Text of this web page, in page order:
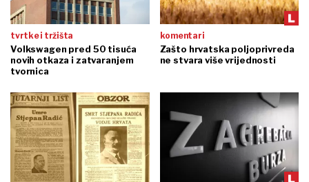
tvrtke i tržišta
Volkswagen pred 50 tisuća
novih otkaza i zatvaranjem
tvornica
komentari
Zašto hrvatska poljoprivreda
ne stvara više vrijednosti